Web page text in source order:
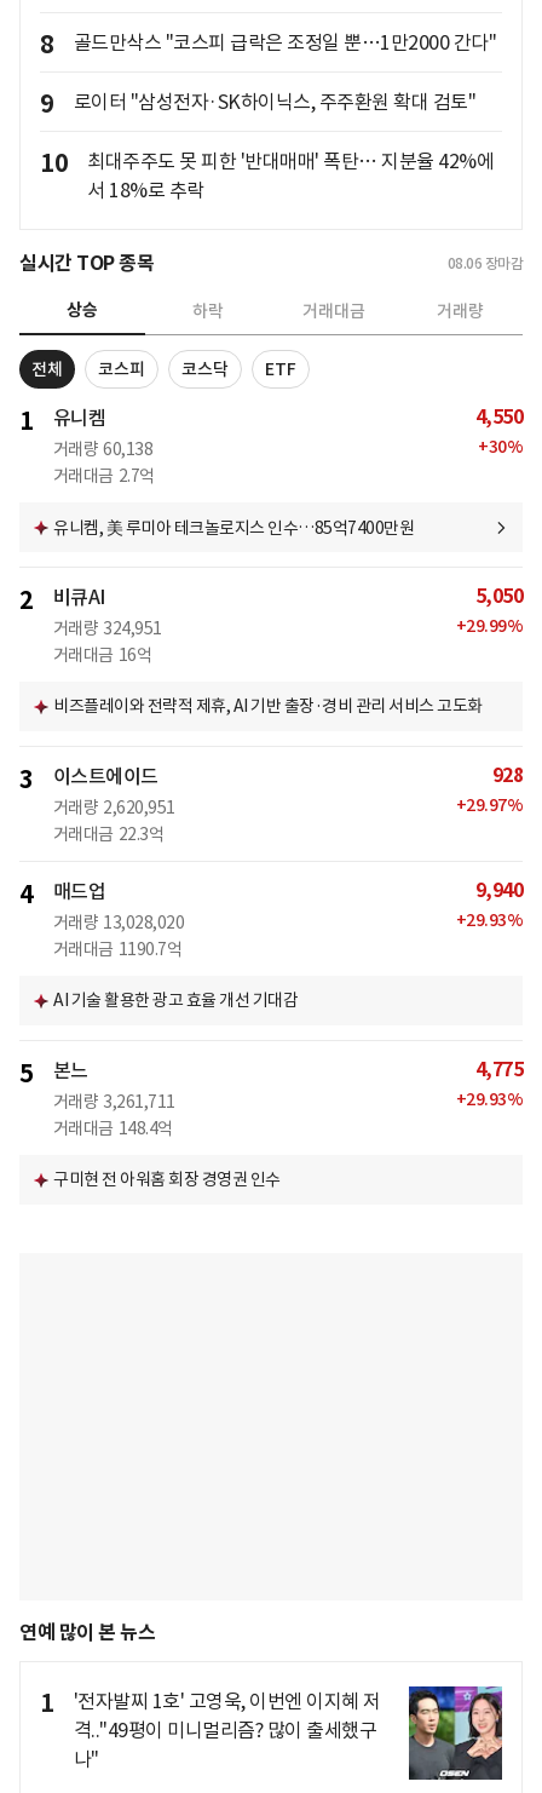
8 골드만삭스 "코스피 급락은 조정일 뿐…1만2000 간다"
9 로이터 "삼성전자·SK하이닉스, 주주환원 확대 검토"
10
최대주주도 못 피한 '반대매매' 폭탄… 지분율 42%에
서 18%로 추락
실시간 TOP 종목 08.06 장마감
상승 하락 거래대금 거래량
전체 코스피 코스닥 ETF
1 유니켐
거래량 60,138
거래대금 2.7억
4,550
+30%
유니켐, 美 루미아 테크놀로지스 인수…85억7400만원
2 비큐AI
거래량 324,951
거래대금 16억
5,050
+29.99%
비즈플레이와 전략적 제휴, AI 기반 출장·경비 관리 서비스 고도화
3 이스트에이드
거래량 2,620,951
거래대금 22.3억
928
+29.97%
4 매드업
거래량 13,028,020
거래대금 1190.7억
9,940
+29.93%
AI 기술 활용한 광고 효율 개선 기대감
5 본느
거래량 3,261,711
거래대금 148.4억
4,775
+29.93%
구미현 전 아워홈 회장 경영권 인수
연예 많이 본 뉴스
1
'전자발찌 1호' 고영욱, 이번엔 이지혜 저
격.."49평이 미니멀리즘? 많이 출세했구
나"